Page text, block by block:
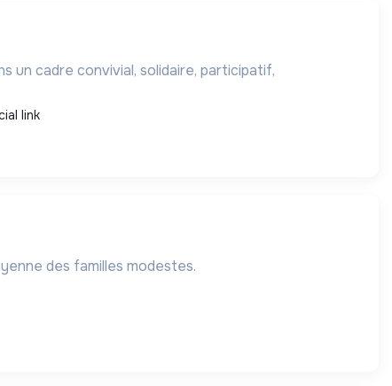
un cadre convivial, solidaire, participatif,
link
des familles modestes.